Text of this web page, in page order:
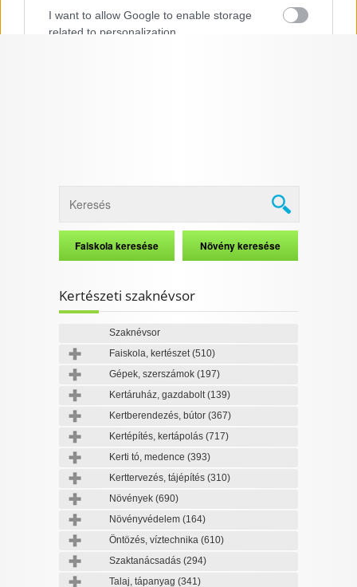
I want to allow Google to enable storage
related to personalization.
Data Deletion Privacy Policy
Kertészeti szaknévsor
Szaknévsor
Faiskola, kertészet(510)
Gépek, szerszámok (197)
Kertáruház, gazdabolt(139)
Kertberendezés, bútor (367)
Kertépítés, kertápolás (717)
Kerti tó, medence (393)
Kerttervezés, tájépítés (310)
Növények (690)
Növényvédelem (164)
Öntözés, víztechnika (610)
Szaktanácsadás (294)
Talaj, tápanyag (341)